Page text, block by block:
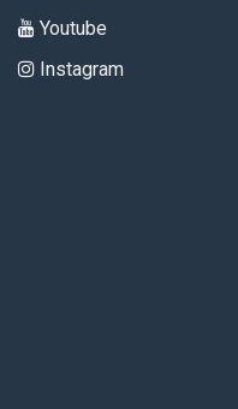
Youtube
Instagram